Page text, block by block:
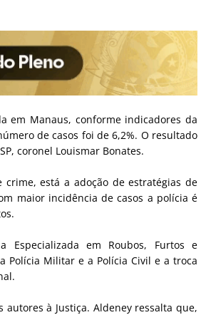
em Manaus, conforme indicadores da
de casos foi de 6,2%. O resultado
coronel Louismar Bonates.
está a adoção de estratégias de
maior incidência de casos a polícia é
Especializada em Roubos, Furtos e
Polícia Militar e a Polícia Civil e a troca
autores à Justiça. Aldeney ressalta que,